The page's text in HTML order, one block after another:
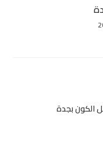
الكون بجدة